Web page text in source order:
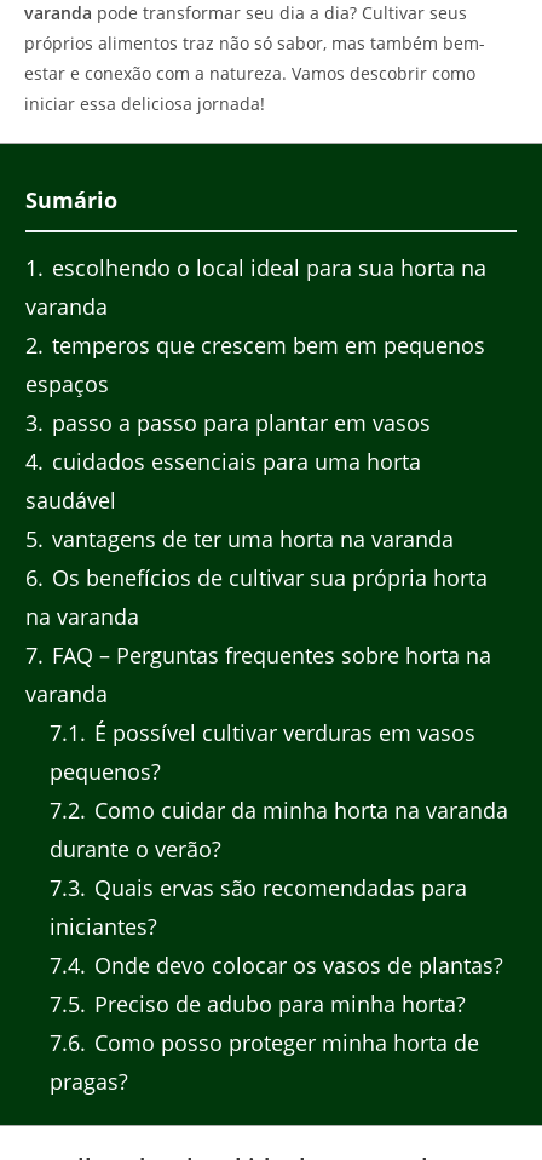
varanda pode transformar seu dia a dia? Cultivar seus
próprios alimentos traz não só sabor, mas também bem-
estar e conexão com a natureza. Vamos descobrir como
iniciar essa deliciosa jornada!
Sumário
1
escolhendo o local ideal para sua horta na
varanda
2 temperos que crescem bem em pequenos
espaços
3 passo a passo para plantar em vasos
4 cuidados essenciais para uma horta
saudável
5 vantagens de ter uma horta na varanda
6 Os benefícios de cultivar sua própria horta
na varanda
7 FAQ – Perguntas frequentes sobre horta na
varanda
7.1
É possível cultivar verduras em vasos
pequenos?
7.2 Como cuidar da minha horta na varanda
durante o verão?
7.3 Quais ervas são recomendadas para
iniciantes?
7.4 Onde devo colocar os vasos de plantas?
7.5 Preciso de adubo para minha horta?
7.6 Como posso proteger minha horta de
pragas?